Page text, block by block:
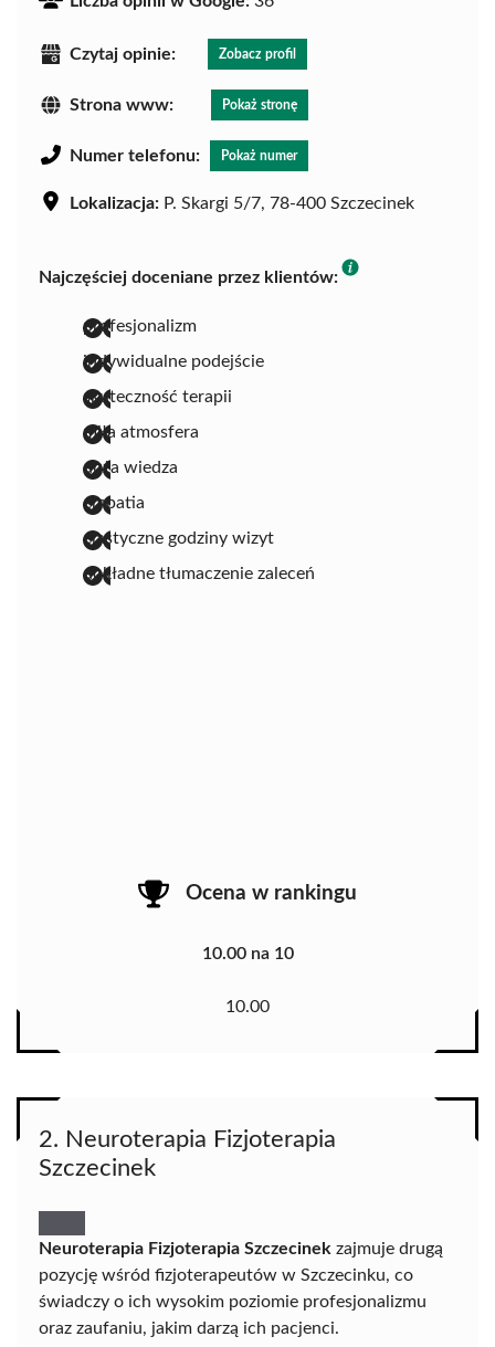
Czytaj opinie: Zobacz profil
Strona www: Pokaż stronę
Numer telefonu: Pokaż numer
Lokalizacja: P. Skargi 5/7, 78-400 Szczecinek
Najczęściej doceniane przez klientów:
profesjonalizm
indywidualne podejście
skuteczność terapii
miła atmosfera
duża wiedza
empatia
elastyczne godziny wizyt
dokładne tłumaczenie zaleceń
Ocena w rankingu
10.00 na 10
10.00
2. Neuroterapia Fizjoterapia
Szczecinek
Neuroterapia Fizjoterapia Szczecinek zajmuje drugą
pozycję wśród fizjoterapeutów w Szczecinku, co
świadczy o ich wysokim poziomie profesjonalizmu
oraz zaufaniu, jakim darzą ich pacjenci.